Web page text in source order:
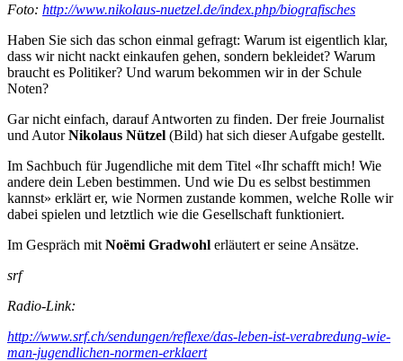
Foto: http://www.nikolaus-nuetzel.de/index.php/biografisches
Haben Sie sich das schon einmal gefragt: Warum ist eigentlich klar,
dass wir nicht nackt einkaufen gehen, sondern bekleidet? Warum
braucht es Politiker? Und warum bekommen wir in der Schule
Noten?
Gar nicht einfach, darauf Antworten zu finden. Der freie Journalist
und AutorNikolaus Nützel (Bild) hat sich dieser Aufgabe gestellt.
Im Sachbuch für Jugendliche mit dem Titel «Ihr schafft mich! Wie
andere dein Leben bestimmen. Und wie Du es selbst bestimmen
kannst» erklärt er, wie Normen zustande kommen, welche Rolle wir
dabei spielen und letztlich wie die Gesellschaft funktioniert.
Im Gespräch mit Noëmi Gradwohl erläutert er seine Ansätze.
srf
Radio-Link:
http://www.srf.ch/sendungen/reflexe/das-leben-ist-verabredung-wie-
man-jugendlichen-normen-erklaert